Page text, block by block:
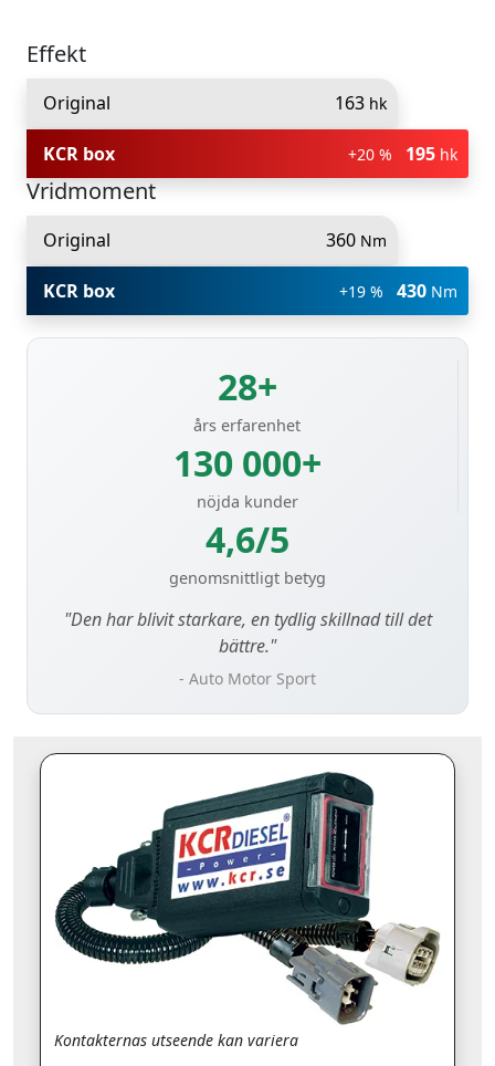
Effekt
Original 163 hk
KCR box +20 % 195 hk
Vridmoment
Original 360 Nm
KCR box +19 % 430 Nm
28+
års erfarenhet
130 000+
nöjda kunder
4,6/5
genomsnittligt betyg
"Den har blivit starkare, en tydlig skillnad till det
bättre."
- Auto Motor Sport
Kontakternas utseende kan variera